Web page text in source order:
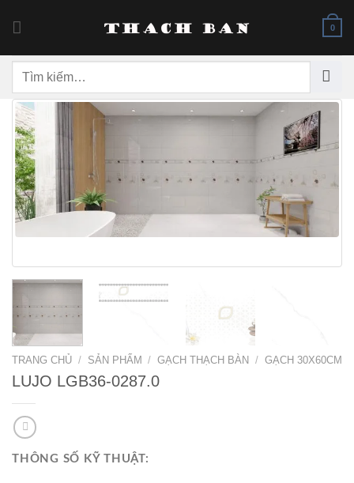
0
kiếm:
TRANG CHỦ / SẢN PHẨM / GẠCH THẠCH BÀN / GẠCH 30X60CM
LUJO LGB36-0287.0
THÔNG SỐ KỸ THUẬT: